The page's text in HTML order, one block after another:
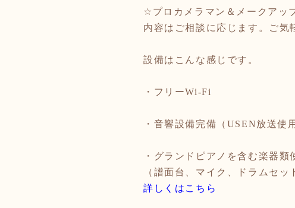
☆​ プロカメラマン＆メークアッ
内容はご相談に応じます。ご気
設備はこんな感じです。
・フリーWi-Fi
・音響設備完備（ USEN放送使
・グランドピアノを含む楽器類
（譜面台、マイク、ドラムセ
詳しくはこちら​